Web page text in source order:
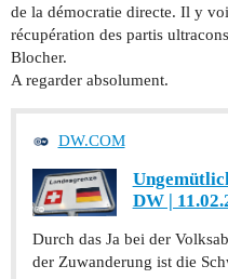
de la démocratie directe. Il y
récupération des partis
Blocher.
A regarder absolument.
DW.COM
DW |
Durch das Ja bei der
der Zuwanderung ist die